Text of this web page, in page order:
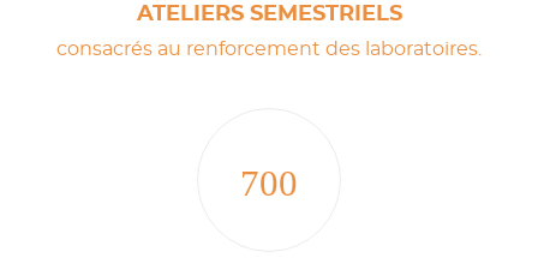
ATELIERS SEMESTRIELS
consacrés au renforcement des laboratoires.
700